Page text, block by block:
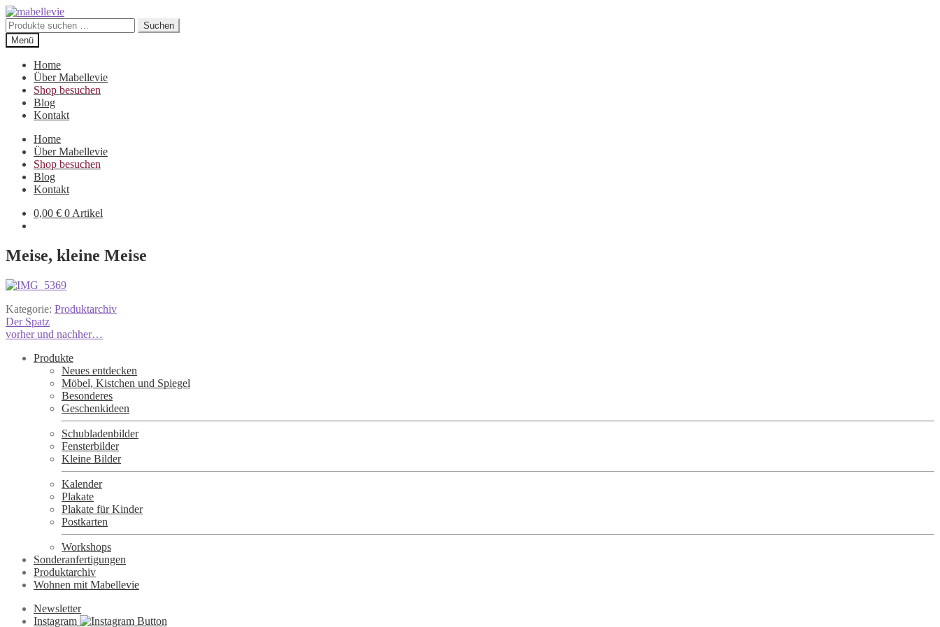
Zur
Navigation
springen
Zum
Inhalt
springen
Suchen
nach:
Suchen
Menü
Home
Über Mabellevie
Shop besuchen
Blog
Kontakt
Home
Über Mabellevie
Shop besuchen
Blog
Kontakt
0,00 € 0 Artikel
Meise, kleine Meise
Kategorie: Produktarchiv
Beitragsnavigation
Vorheriger
Beitrag:
Der Spatz
Nächster
vorher und nachher…
Produkte
Neues entdecken
Möbel, Kistchen und Spiegel
Besonderes
Geschenkideen
Schubladenbilder
Fensterbilder
Kleine Bilder
Kalender
Plakate
Plakate für Kinder
Postkarten
Workshops
Sonderanfertigungen
Produktarchiv
Wohnen mit Mabellevie
Newsletter
Instagram